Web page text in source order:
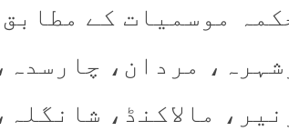
موسمیات کے
مردان،
مالاکنڈ،